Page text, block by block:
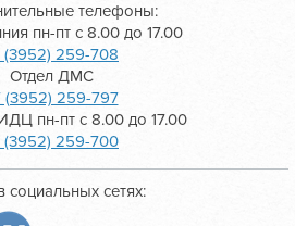
телефоны:
пн-пт с 8.00 до 17.00
(3952) 259-708
Отдел ДМС
(3952) 259-797
пн-пт с 8.00 до 17.00
(3952) 259-700
сетях: